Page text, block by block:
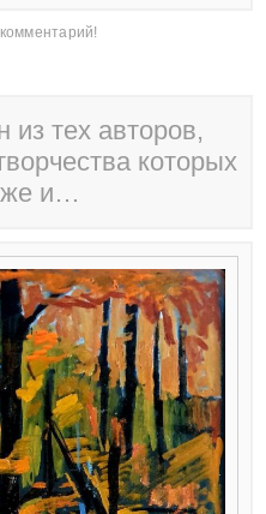
из тех авторов,
которых
и…